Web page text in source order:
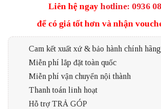
Liên hệ ngay hotline: 0936
để có giá tốt hơn và nhận
Cam kết xuất xứ & bảo hành chính hãng
Miễn phí lắp đặt toàn quốc
Miễn phí vận chuyển nội thành
Thanh toán linh hoạt
Hỗ trợ TRẢ GÓP